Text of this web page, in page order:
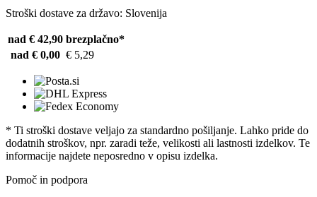
Stroški dostave za državo: Slovenija
nad € 42,90 brezplačno*
nad € 0,00 € 5,29
* Ti stroški dostave veljajo za standardno pošiljanje. Lahko pride do
dodatnih stroškov, npr. zaradi teže, velikosti ali lastnosti izdelkov. Te
informacije najdete neposredno v opisu izdelka.
Pomoč in podpora